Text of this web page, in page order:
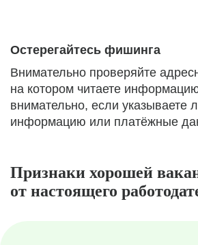
Остерегайтесь фишинга
Внимательно проверяйте
на котором читаете
внимательно, если указываете
информацию или платёжные
Признаки хорошей
от настоящего